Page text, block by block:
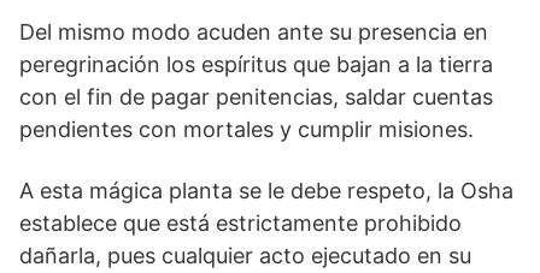
Del mismo modo acuden ante su presencia en
peregrinación los espíritus que bajan a la tierra
con el fin de pagar penitencias, saldar cuentas
pendientes con mortales y cumplir misiones.
A esta mágica planta se le debe respeto, la Osha
establece que está estrictamente prohibido
dañarla, pues cualquier acto ejecutado en su